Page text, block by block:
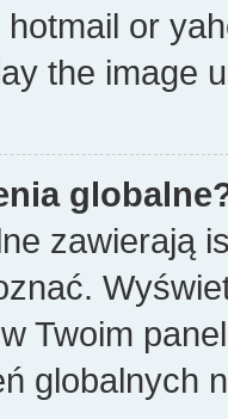
or
the image
zawierają
Twoim
globalnych